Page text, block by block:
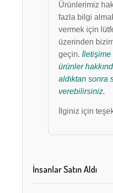
Ürünlerimiz
fazla bilgi
vermek için
üzerinden
geçin.İletişime
ürünler
aldıktan sonra
verebilirsiniz.
İlginiz için
İnsanlar Satın Aldı